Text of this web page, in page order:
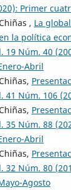
Primer
, La
la política
19 Núm. 40
Abril
41 Núm. 106
35 Núm. 88
Abril
32 Núm. 80
Agosto